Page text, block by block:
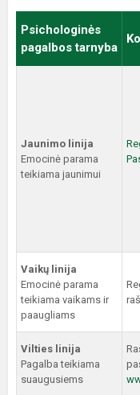
Psichologinės
pagalbos tarnyba
Jaunimo linija
Emocinė parama
teikiama jaunimui
Vaikų linija
Emocinė parama
teikiama vaikams ir
paaugliams
Vilties linija
Pagalba teikiama
suaugusiems